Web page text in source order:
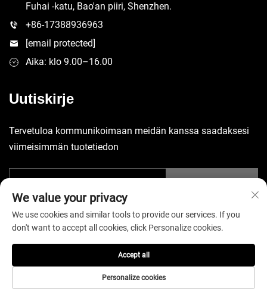
Fuhai -katu, Bao'an piiri, Shenzhen.
+86-17388936963
[email protected]
Aika: klo 9.00–16.00
Uutiskirje
Tervetuloa kommunikoimaan meidän kanssa saadaksesi
viimeisimmän tuotetiedon
Tekijänoikeus © 2026 China Shenzhen Yuecheng Sporting Goods
Co., Ltd. Kaikki oikeudet pidätetään. -
We value your privacy
We use cookies and similar tools to provide our services. If you
don't want to accept all cookies, click Personalize cookies.
Personalize cookies
Accept all